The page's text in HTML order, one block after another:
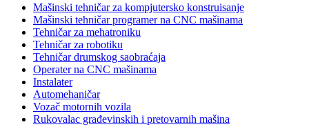
Mašinski tehničar za kompjutersko konstruisanje
Mašinski tehničar programer na CNC mašinama
Tehničar za mehatroniku
Tehničar za robotiku
Tehničar drumskog saobraćaja
Operater na CNC mašinama
Instalater
Automehaničar
Vozač motornih vozila
Rukovalac građevinskih i pretovarnih mašina